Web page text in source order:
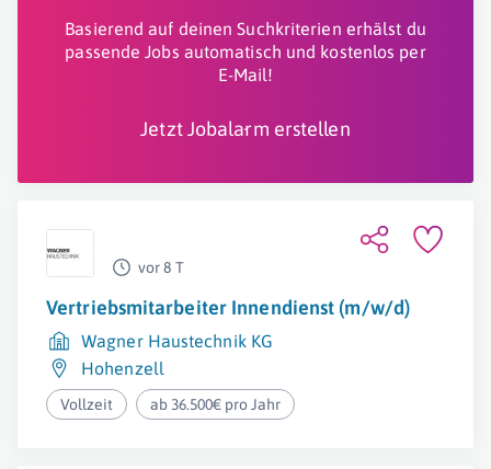
Basierend auf deinen Suchkriterien erhälst du
passende Jobs automatisch und kostenlos per
E-Mail!
Jetzt Jobalarm erstellen
vor 8 T
Vertriebsmitarbeiter Innendienst (m/w/d)
Wagner Haustechnik KG
Hohenzell
Vollzeit ab 36.500€ pro Jahr